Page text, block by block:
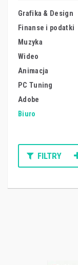
Grafika & Design
Finanse i podatki
Muzyka
Wideo
Animacja
PC Tuning
Adobe
Biuro
FILTRY